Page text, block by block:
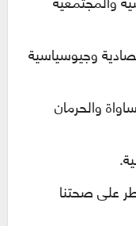
وجيوسياسية
والحرمان
على صحتنا